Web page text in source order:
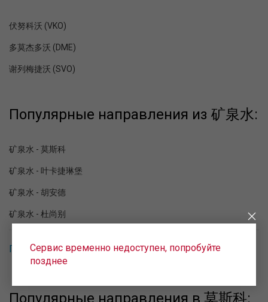
伏努科沃 (VKO)
多莫杰多沃 (DME)
谢列梅捷沃 (SVO)
Популярные направления из 矿泉水:
矿泉水 - 莫斯科
矿泉水 - 叶卡捷琳堡
矿泉水 - 胡安德
矿泉水 - 杜尚别
Популярные направления в 矿泉水
Популярные направления в 莫斯科:
Сервис временно недоступен, попробуйте
позднее